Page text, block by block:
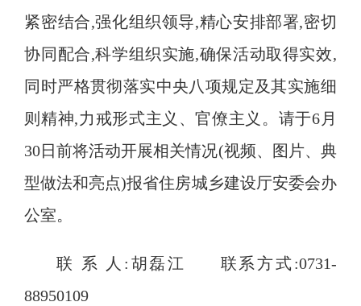
紧密结合,强化组织领导,精心安排部署,密切
协同配合,科学组织实施,确保活动取得实效,
同时严格贯彻落实中央八项规定及其实施细
则精神,力戒形式主义、官僚主义 。 请于6月
30日前将活动开展相关情况(视频、图片、典
型做法和亮点)报省住房城乡建设厅安委会办
公室。
联 系 人: 胡磊江
联系方式:0731-
88950109